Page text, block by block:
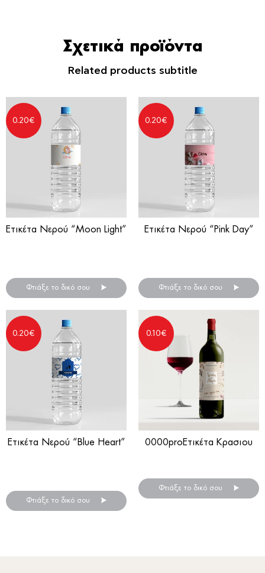
Σχετικά προϊόντα
Related products subtitle
Ετικέτα Νερού “Moon Light”
0.20€
Φτιάξε το δικό σου
Ετικέτα Νερού “Pink Day”
0.20€
Φτιάξε το δικό σου
Ετικέτα Νερού “Blue Heart”
0.20€
Φτιάξε το δικό σου
0000proΕτικέτα Κρασιου
0.10€
Φτιάξε το δικό σου